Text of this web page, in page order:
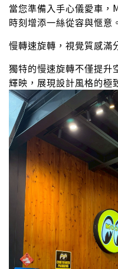
當您準備入手心儀愛車，
時刻增添一絲從容與愜意。
慢轉速旋轉，視覺質感滿
獨特的慢速旋轉不僅提升
輝映，展現設計風格的極